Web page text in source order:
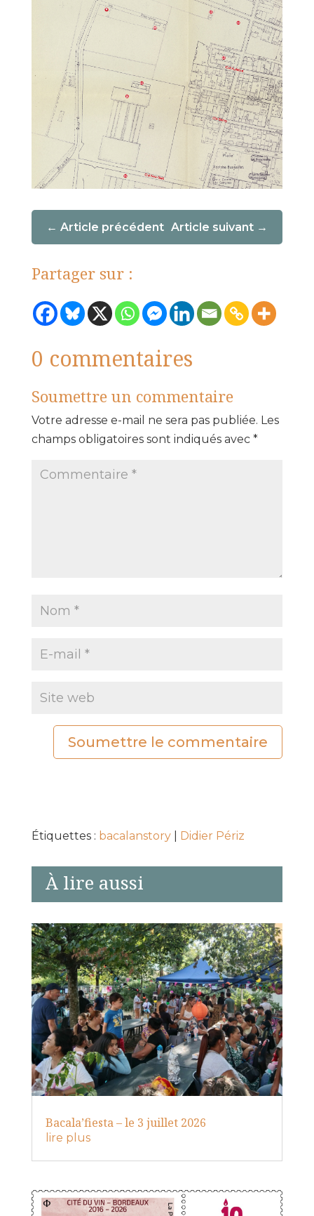
Article suivant
Article précédent
Partager sur :
0 commentaires
Soumettre un commentaire
Votre adresse e-mail ne sera pas publiée. Les
champs obligatoires sont indiqués avec *
Soumettre le commentaire
Étiquettes : bacalanstory| Didier Périz
À lire aussi
Bacala’fiesta – le 3 juillet 2026
lire plus